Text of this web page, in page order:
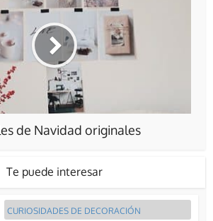
de Navidad originales
Te puede interesar
CURIOSIDADES DE DECORACIÓN